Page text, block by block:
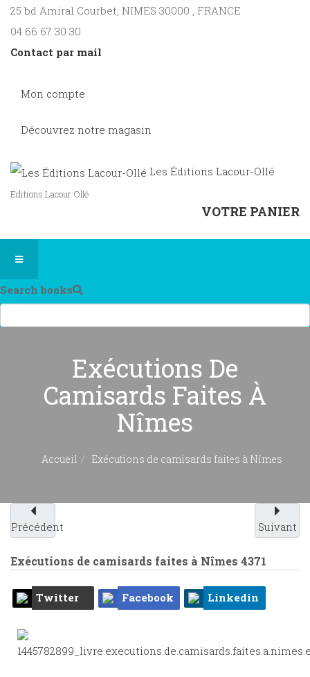
25 bd Amiral Courbet, NIMES 30000 , FRANCE
04 66 67 30 30
Contact par mail
Mon compte
Découvrez notre magasin
Les Éditions Lacour-Ollé
Editions Lacour Ollé
VOTRE PANIER
Search books
Exécutions De
Camisards Faites À
Nîmes
Accueil Exécutions de camisards faites à Nîmes
Précédent Suivant
Exécutions de camisards faites à Nîmes 4371
Twitter Facebook Linkedin